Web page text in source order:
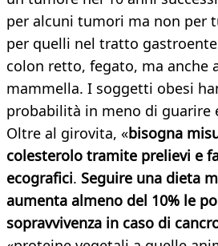
per alcuni tumori ma non per
per quelli nel tratto
colon retto, fegato, ma anche
mammella. I soggetti obesi
probabilità in meno di guarire
Oltre al girovita, «bisogna
colesterolo tramite prelievi e
ecografici. Seguire una dieta
aumenta almeno del 10% le
sopravvivenza in caso di